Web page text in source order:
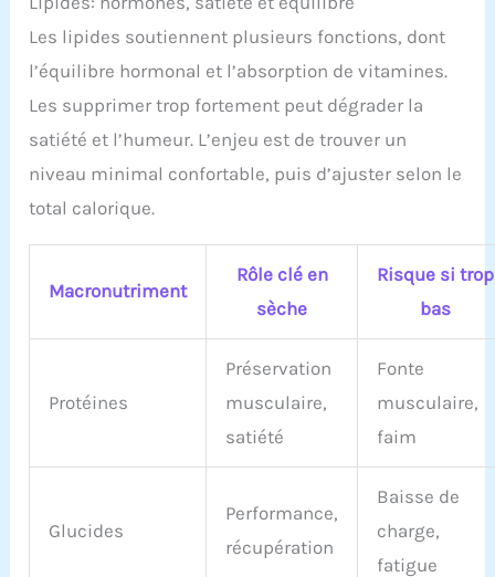
Les lipides soutiennent plusieurs fonctions, dont
l’équilibre hormonal et l’absorption de vitamines.
Les supprimer trop fortement peut dégrader la
satiété et l’humeur. L’enjeu est de trouver un
niveau minimal confortable, puis d’ajuster selon le
total calorique.
Macronutriment
Rôle clé en
sèche
Risque si trop
bas
Protéines
Préservation
musculaire,
satiété
Fonte
musculaire,
faim
Glucides
Performance,
récupération
Baisse de
charge,
fatigue